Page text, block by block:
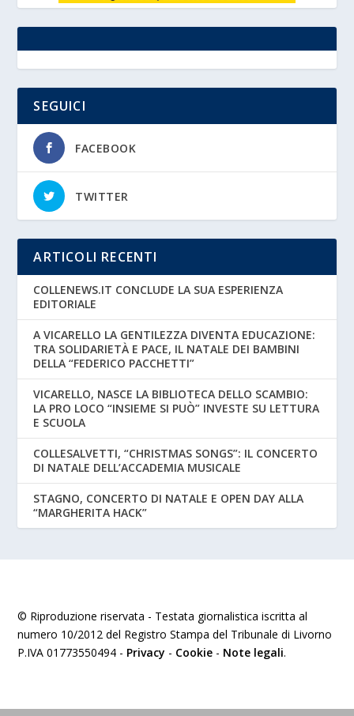
SEGUICI
FACEBOOK
TWITTER
ARTICOLI RECENTI
COLLENEWS.IT CONCLUDE LA SUA ESPERIENZA
EDITORIALE
A VICARELLO LA GENTILEZZA DIVENTA EDUCAZIONE:
TRA SOLIDARIETÀ E PACE, IL NATALE DEI BAMBINI
DELLA “FEDERICO PACCHETTI”
VICARELLO, NASCE LA BIBLIOTECA DELLO SCAMBIO:
LA PRO LOCO “INSIEME SI PUÒ” INVESTE SU LETTURA
E SCUOLA
COLLESALVETTI, “CHRISTMAS SONGS”: IL CONCERTO
DI NATALE DELL’ACCADEMIA MUSICALE
STAGNO, CONCERTO DI NATALE E OPEN DAY ALLA
“MARGHERITA HACK”
© Riproduzione riservata - Testata giornalistica iscritta al
numero 10/2012 del Registro Stampa del Tribunale di Livorno
P.IVA 01773550494 - Privacy - Cookie - Note legali.